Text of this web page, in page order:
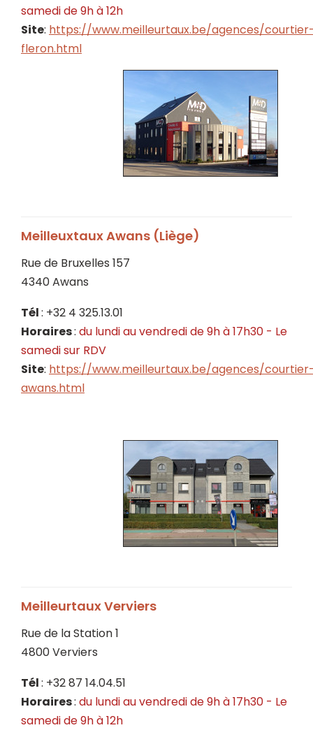
samedi de 9h à 12h
Site: https://www.meilleurtaux.be/agences/
fleron.html
Meilleuxtaux Awans (Liège)
Rue de Bruxelles 157
4340 Awans
Tél: +32 4 325.13.01
Horaires: du lundi au vendredi de 9h à 17h30 - Le
samedi sur RDV
Site: https://www.meilleurtaux.be/agences/
awans.html
Meilleurtaux Verviers
Rue de la Station 1
4800 Verviers
Tél: +32 87 14.04.51
Horaires: du lundi au vendredi de 9h à 17h30 - Le
samedi de 9h à 12h